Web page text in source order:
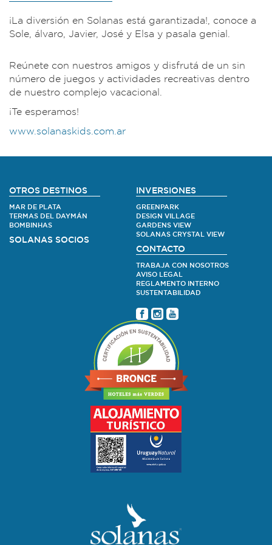
¡La diversión en Solanas está garantizada!, conoce a
Sole, álvaro, Javier, José y Elsa y pasala genial.
Reúnete con nuestros amigos y disfrutá de un sin
número de juegos y actividades recreativas dentro
de nuestro complejo vacacional.
¡Te esperamos!
www.solanaskids.com.ar
OTROS DESTINOS
MAR DE PLATA
TERMAS DEL DAYMÁN
BOMBINHAS
SOLANAS SOCIOS
INVERSIONES
GREENPARK
DESIGN VILLAGE
GARDENS VIEW
SOLANAS CRYSTAL VIEW
CONTACTO
TRABAJA CON NOSOTROS
AVISO LEGAL
REGLAMENTO INTERNO
SUSTENTABILIDAD